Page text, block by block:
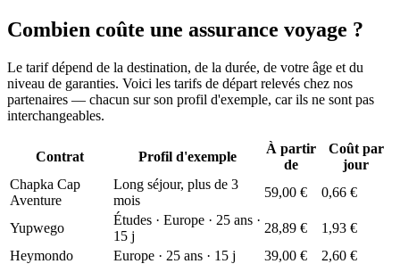
Combien coûte une assurance voyage ?
Le tarif dépend de la destination, de la durée, de votre âge et du
niveau de garanties. Voici les tarifs de départ relevés chez nos
partenaires — chacun sur son profil d'exemple, car ils ne sont pas
interchangeables.
Contrat Profil d'exemple
À partir
de
Coût par
jour
Chapka Cap
Aventure
Long séjour, plus de 3
mois
59,00 € 0,66 €
Yupwego
Études · Europe · 25 ans ·
15 j
28,89 €
1,93 €
Heymondo
Europe · 25 ans · 15 j 39,00 €
2,60 €